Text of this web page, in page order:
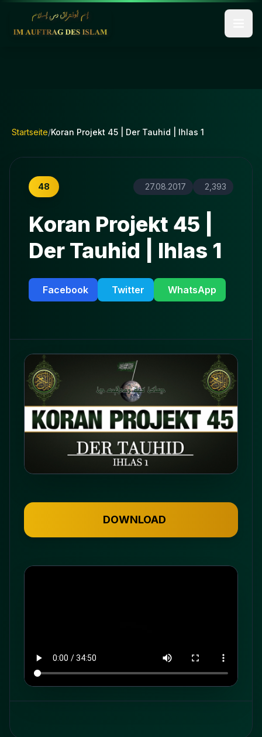
Startseite/Koran Projekt 45 | Der Tauhid | Ihlas 1
48 27.08.2017 2,393
Koran Projekt 45 |
Der Tauhid | Ihlas 1
Facebook Twitter WhatsApp
DOWNLOAD